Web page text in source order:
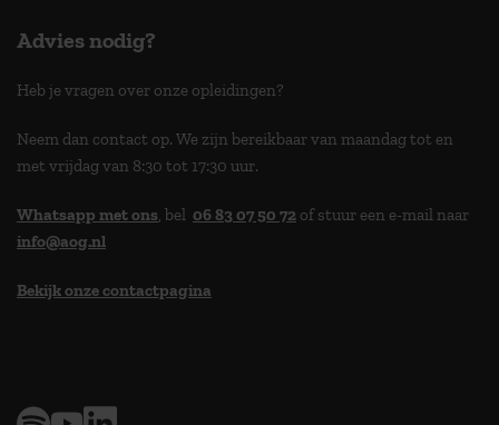
Advies nodig?
Heb je vragen over onze opleidingen?
Neem dan contact op. We zijn bereikbaar van maandag tot en
met vrijdag van 8:30 tot 17:30 uur.
Whatsapp met ons, bel 06 83 07 50 72 of stuur een e-mail naar
info@aog.nl
Bekijk onze contactpagina